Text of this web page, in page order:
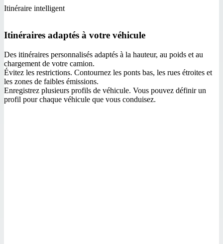
Itinéraire intelligent
Itinéraires adaptés à votre véhicule
Des itinéraires personnalisés adaptés à la hauteur, au poids et au
chargement de votre camion.
Évitez les restrictions. Contournez les ponts bas, les rues étroites et
les zones de faibles émissions.
Enregistrez plusieurs profils de véhicule. Vous pouvez définir un
profil pour chaque véhicule que vous conduisez.